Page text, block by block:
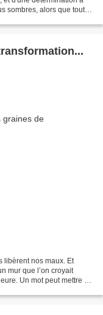
sombres, alors que tout
libèrent nos maux. Et
mur que l’on croyait
Un mot peut mettre de